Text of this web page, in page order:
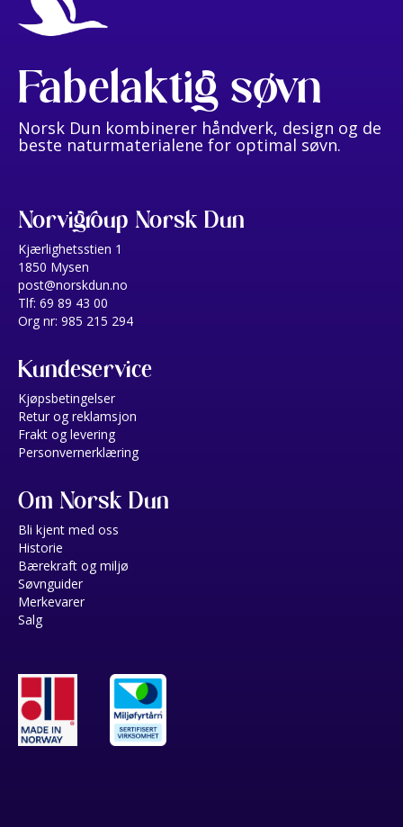
Fabelaktig søvn
Norsk Dun kombinerer håndverk, design og de
beste naturmaterialene for optimal søvn.
Norvigroup Norsk Dun
Kjærlighetsstien 1
1850 Mysen
post@norskdun.no
Tlf: 69 89 43 00
Org nr: 985 215 294
Kundeservice
Kjøpsbetingelser
Retur og reklamsjon
Frakt og levering
Personvernerklæring
Om Norsk Dun
Bli kjent med oss
Historie
Bærekraft og miljø
Søvnguider
Merkevarer
Salg